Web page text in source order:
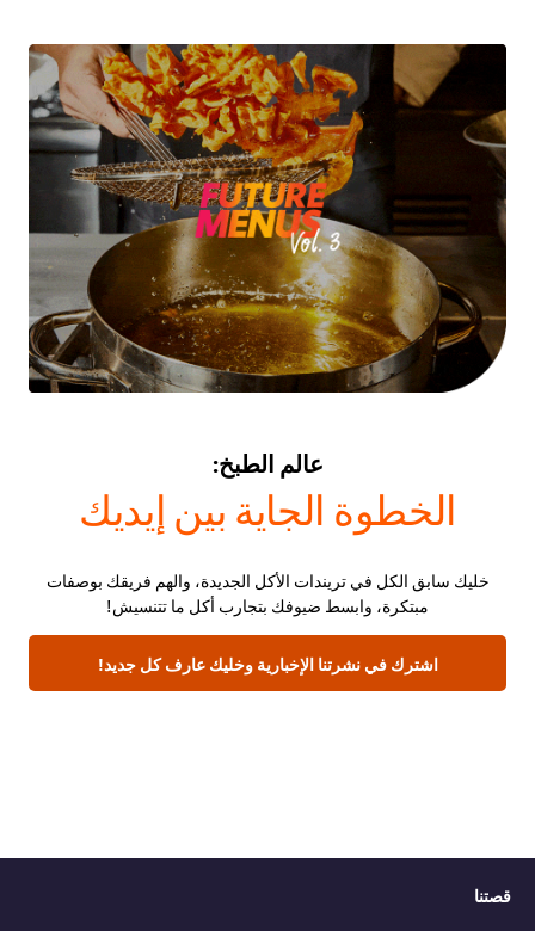
عالم الطبخ:
الخطوة الجاية بين إيديك
خليك سابق الكل في تريندات الأكل الجديدة، والهم فريقك بوصفات
مبتكرة، وابسط ضيوفك بتجارب أكل ما تتنسيش!
اشترك في نشرتنا الإخبارية وخليك عارف كل جديد!
قصتنا